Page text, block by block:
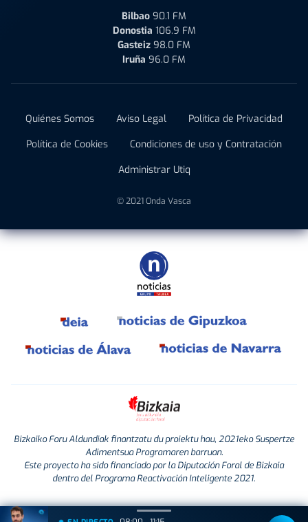
Bilbao 90.1 FM
Donostia 106.9 FM
Gasteiz 98.0 FM
Iruña 96.0 FM
Quiénes Somos Aviso Legal
Política de Privacidad
Política de Cookies
Condiciones de uso y Contratación
Administrar Utiq
© 2021 Onda Vasca
Bizkaiko Foru Aldundiak finantzatu du proiektu hau, 2021eko Suspertze
Adimentsua Programaren barruan.
Este proyecto ha sido financiado por la Diputación Foral de Bizkaia
dentro del Programa Reactivación Inteligente 2021.